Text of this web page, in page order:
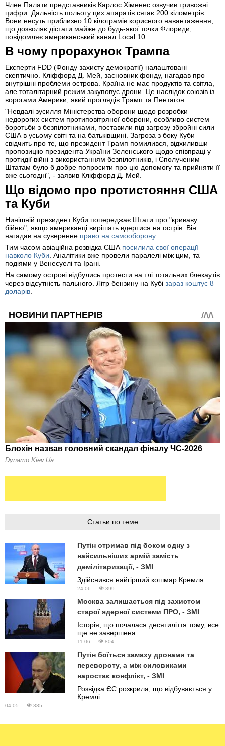
Член Палати представників Карлос Хіменес озвучив тривожні
цифри. Дальність польоту цих апаратів сягає 200 кілометрів.
Вони несуть приблизно 10 кілограмів корисного навантаження,
що дозволяє дістати майже до будь-якої точки Флориди,
повідомляє американський канал Local 10.
В чому прорахунок Трампа
Експерти FDD (Фонду захисту демократії) налаштовані
скептично. Кліффорд Д. Мей, засновник фонду, нагадав про
внутрішні проблеми острова. Країна не має продуктів та світла,
але тоталітарний режим закуповує дрони. Це наслідок союзів із
ворогами Америки, який проглядів Трамп та Пентагон.
"Невдалі зусилля Міністерства оборони щодо розробки
недорогих систем протиповітряної оборони, особливо систем
боротьби з безпілотниками, поставили під загрозу збройні сили
США в усьому світі та на батьківщині. Загроза з боку Куби
свідчить про те, що президент Трамп помилився, відхиливши
пропозицію президента України Зеленського щодо співпраці у
протидії війні з використанням безпілотників, і Сполученим
Штатам було б добре попросити про цю допомогу та прийняти її
вже сьогодні", - заявив Кліффорд Д. Мей.
Що відомо про протистояння США
та Куби
Нинішній президент Куби попереджає Штати про "криваву
бійню", якщо американці вирішать вдертися на острів. Він
нагадав на суверенне право на самооборону.
Тим часом авіаційна розвідка США посилила свої операції
навколо Куби . Аналітики вже провели паралелі між цим, та
подіями у Венесуелі та Ірані.
На самому острові відбулись протести на тлі тотальних блекаутів
через відсутність пального. Літр бензину на Кубі зараз коштує 8
доларів
Статьи по теме
Путін отримав під боком одну з
найсильніших армій замість
демілітаризації, - ЗМІ
Здійснився найгірший кошмар Кремля.
24.06 — 399
Москва залишається під захистом
старої ядерної системи ПРО, - ЗМІ
Історія, що почалася десятиліття тому, все
ще не завершена.
11.06 — 804
Путін боїться замаху дронами та
перевороту, а між силовиками
наростає конфлікт, - ЗМІ
Розвідка ЄС розкрила, що відбувається у
Кремлі.
04.05 — 385